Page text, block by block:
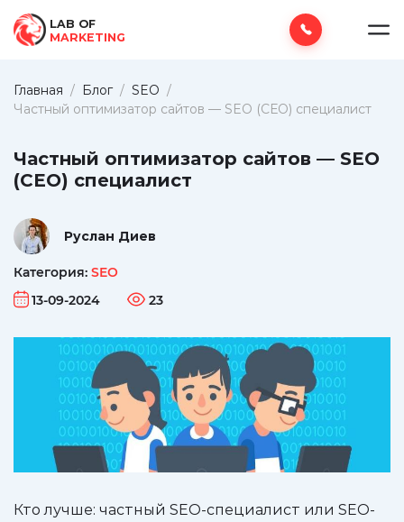
LAB OF
MARKETING
Главная / Блог / SEO /
Частный оптимизатор сайтов — SEO (СЕО) специалист
Частный оптимизатор сайтов — SEO
(СЕО) специалист
Руслан Диев
Категория: SEO
13-09-2024
23
Кто лучше: частный SEO-специалист или SEO-